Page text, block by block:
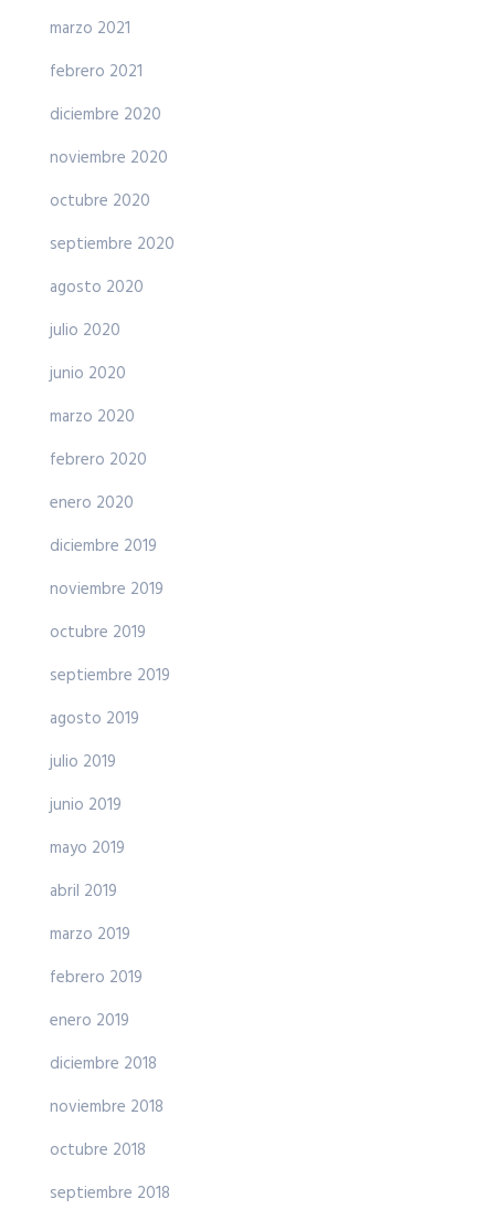
marzo 2021
febrero 2021
diciembre 2020
noviembre 2020
octubre 2020
septiembre 2020
agosto 2020
julio 2020
junio 2020
marzo 2020
febrero 2020
enero 2020
diciembre 2019
noviembre 2019
octubre 2019
septiembre 2019
agosto 2019
julio 2019
junio 2019
mayo 2019
abril 2019
marzo 2019
febrero 2019
enero 2019
diciembre 2018
noviembre 2018
octubre 2018
septiembre 2018